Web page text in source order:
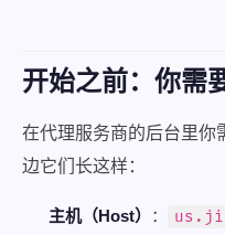
开始之前：你需
在代理服务商的后台里你
边它们长这样：
主机（Host） ：